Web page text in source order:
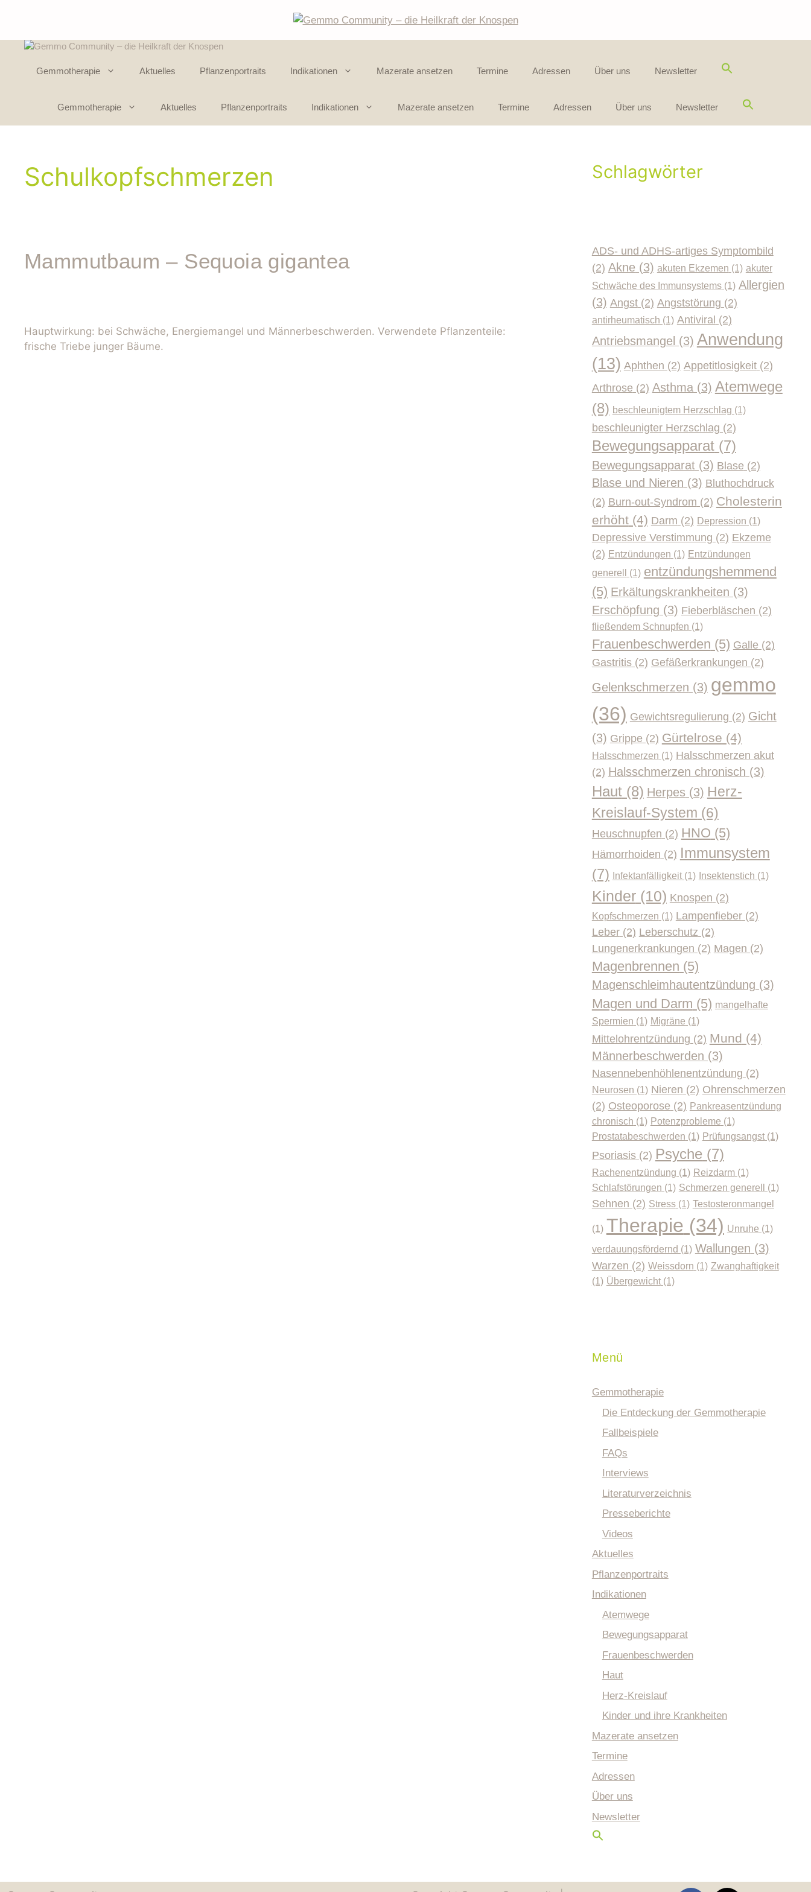
Gemmotherapie Aktuelles Pflanzenportraits Indikationen Mazerate ansetzen Termine Adressen Über uns Newsletter
Gemmotherapie Aktuelles Pflanzenportraits Indikationen Mazerate ansetzen Termine Adressen Über uns Newsletter
Schulkopfschmerzen
Mammutbaum – Sequoia gigantea
Hauptwirkung: bei Schwäche, Energiemangel und Männerbeschwerden. Verwendete Pflanzenteile:
frische Triebe junger Bäume.
Schlagwörter
ADS- und ADHS-artiges Symptombild
(2) Akne (3) akuten Ekzemen (1) akuter
Schwäche des Immunsystems(1) Allergien
(3) Angst(2) Angststörung (2)
antirheumatisch (1) Antiviral (2)
Antriebsmangel (3) Anwendung
(13) Aphthen (2) Appetitlosigkeit(2)
Arthrose (2) Asthma(3) Atemwege
(8) beschleunigtem Herzschlag (1)
beschleunigter Herzschlag (2)
Bewegungsapparat(7)
Bewegungsapparat(3) Blase (2)
Blase und Nieren (3) Bluthochdruck
(2) Burn-out-Syndrom (2) Cholesterin
erhöht(4) Darm (2) Depression (1)
Depressive Verstimmung (2) Ekzeme
(2) Entzündungen (1) Entzündungen
generell
(1) entzündungshemmend
(5) Erkältungskrankheiten (3)
Erschöpfung (3) Fieberbläschen (2)
fließendem Schnupfen (1)
Frauenbeschwerden (5) Galle (2)
Gastritis(2) Gefäßerkrankungen (2)
Gelenkschmerzen (3) gemmo
(36) Gewichtsregulierung (2) Gicht
(3) Grippe (2) Gürtelrose (4)
Halsschmerzen (1) Halsschmerzen akut
(2) Halsschmerzen chronisch (3)
Haut(8) Herpes (3) Herz-
Kreislauf-System (6)
Heuschnupfen (2) HNO (5)
Hämorrhoiden (2) Immunsystem
(7)
Infektanfälligkeit(1) Insektenstich (1)
Kinder(10) Knospen (2)
Kopfschmerzen (1) Lampenfieber(2)
Leber(2) Leberschutz (2)
Lungenerkrankungen (2) Magen (2)
Magenbrennen (5)
Magenschleimhautentzündung (3)
Magen und Darm (5) mangelhafte
Spermien (1) Migräne (1)
Mittelohrentzündung (2) Mund (4)
Männerbeschwerden (3)
Nasennebenhöhlenentzündung (2)
Neurosen (1) Nieren (2) Ohrenschmerzen
(2) Osteoporose (2) Pankreasentzündung
chronisch (1) Potenzprobleme (1)
Prostatabeschwerden (1) Prüfungsangst(1)
Psoriasis(2) Psyche(7)
Rachenentzündung (1) Reizdarm(1)
Schlafstörungen (1) Schmerzen generell (1)
Sehnen (2) Stress(1) Testosteronmangel
(1) Therapie (34) Unruhe (1)
verdauungsfördernd (1) Wallungen (3)
Warzen (2) Weissdorn (1) Zwanghaftigkeit
(1) Übergewicht(1)
Menü
Gemmotherapie
Die Entdeckung der Gemmotherapie
Fallbeispiele
FAQs
Interviews
Literaturverzeichnis
Presseberichte
Videos
Aktuelles
Pflanzenportraits
Indikationen
Atemwege
Bewegungsapparat
Frauenbeschwerden
Haut
Herz-Kreislauf
Kinder und ihre Krankheiten
Mazerate ansetzen
Termine
Adressen
Über uns
Newsletter